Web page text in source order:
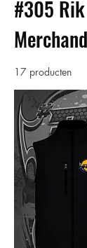
#305
17 producten